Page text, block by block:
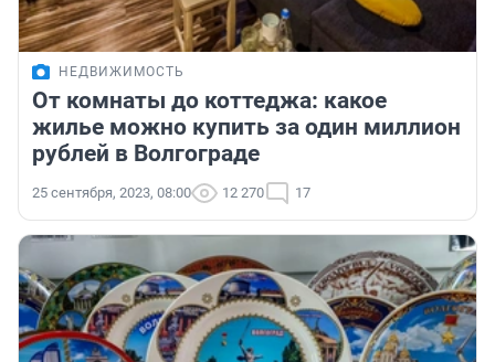
НЕДВИЖИМОСТЬ
От комнаты до коттеджа: какое
жилье можно купить за один миллион
рублей в Волгограде
25 сентября, 2023, 08:00 12 270 17